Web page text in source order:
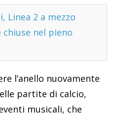
Linea 2 a mezzo
nel pieno
l’anello nuovamente
partite di calcio,
musicali, che